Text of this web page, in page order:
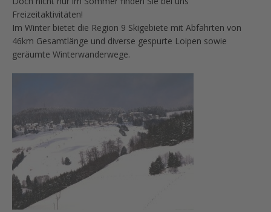
Freizeitaktivitäten!
Im Winter bietet die Region 9 Skigebiete mit Abfahrten von
46km Gesamtlänge und diverse gespurte Loipen sowie
geräumte Winterwanderwege.